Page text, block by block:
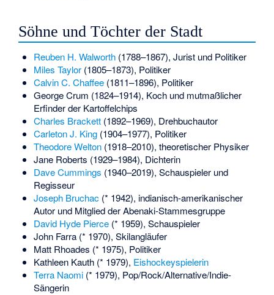
Söhne und Töchter der Stadt
Reuben H. Walworth(1788–1867), Jurist und Politiker
Miles Taylor(1805–1873), Politiker
Calvin C. Chaffee(1811–1896), Politiker
George Crum (1824–1914), Koch und mutmaßlicher
Erfinder der Kartoffelchips
Charles Brackett(1892–1969), Drehbuchautor
Carleton J. King(1904–1977), Politiker
Theodore Welton(1918–2010), theoretischer Physiker
Jane Roberts (1929–1984), Dichterin
Dave Cummings (1940–2019), Schauspieler und
Regisseur
Joseph Bruchac(* 1942), indianisch-amerikanischer
Autor und Mitglied der Abenaki-Stammesgruppe
David Hyde Pierce(* 1959), Schauspieler
John Farra(* 1970), Skilangläufer
Matt Rhoades (* 1975), Politiker
Kathleen Kauth(* 1979), Eishockeyspielerin
Terra Naomi(* 1979), Pop/Rock/Alternative/Indie-
Sängerin